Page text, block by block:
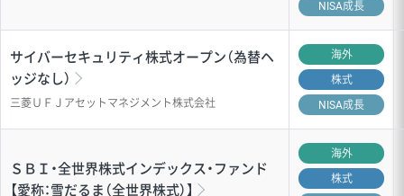
NISA成長
サイバーセキュリティ株式オープン（為替ヘ
ッジなし）
三菱ＵＦＪアセットマネジメント株式会社
海外
株式
NISA成長
ＳＢＩ・全世界株式インデックス・ファンド
【愛称：雪だるま（全世界株式）】
海外
株式